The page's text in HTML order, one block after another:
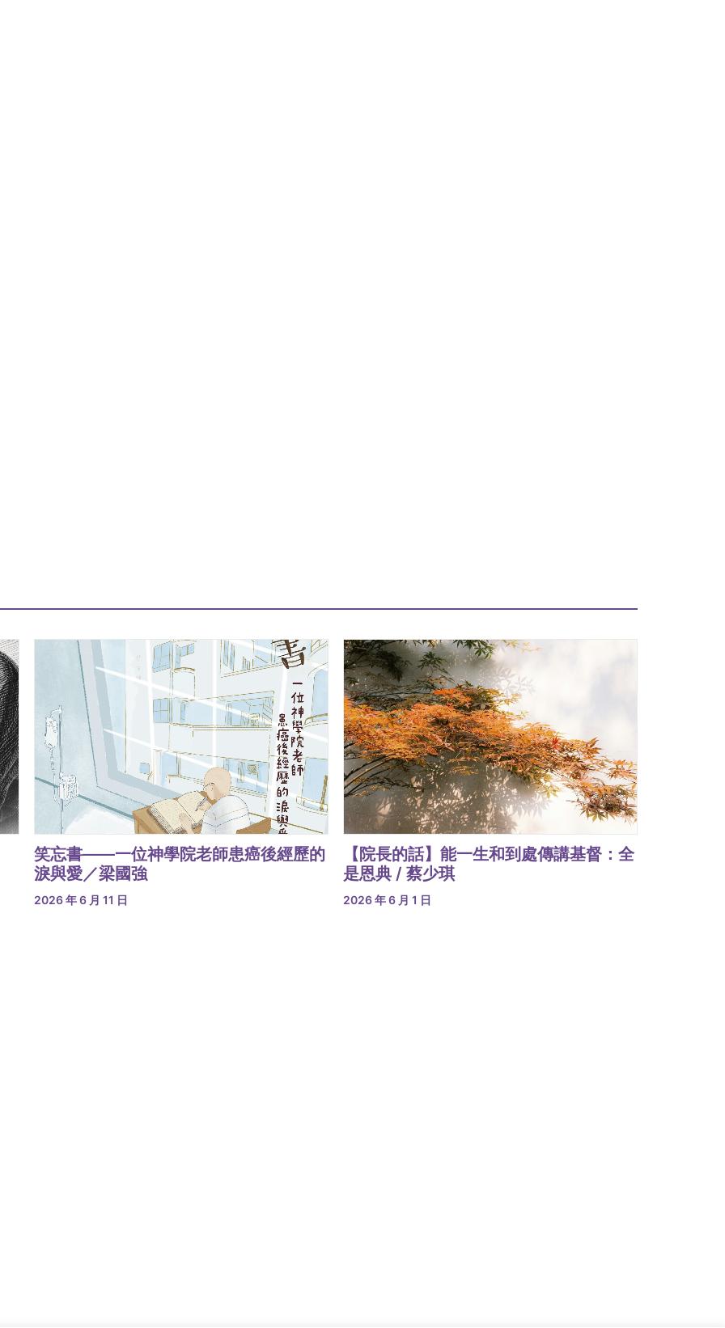
笑忘書——一位神學院老師患癌後經歷的
淚與愛／梁國強
2026 年 6 月 11 日
【院長的話】能一生和到處傳講基督：全
是恩典 / 蔡少琪
2026 年 6 月 1 日